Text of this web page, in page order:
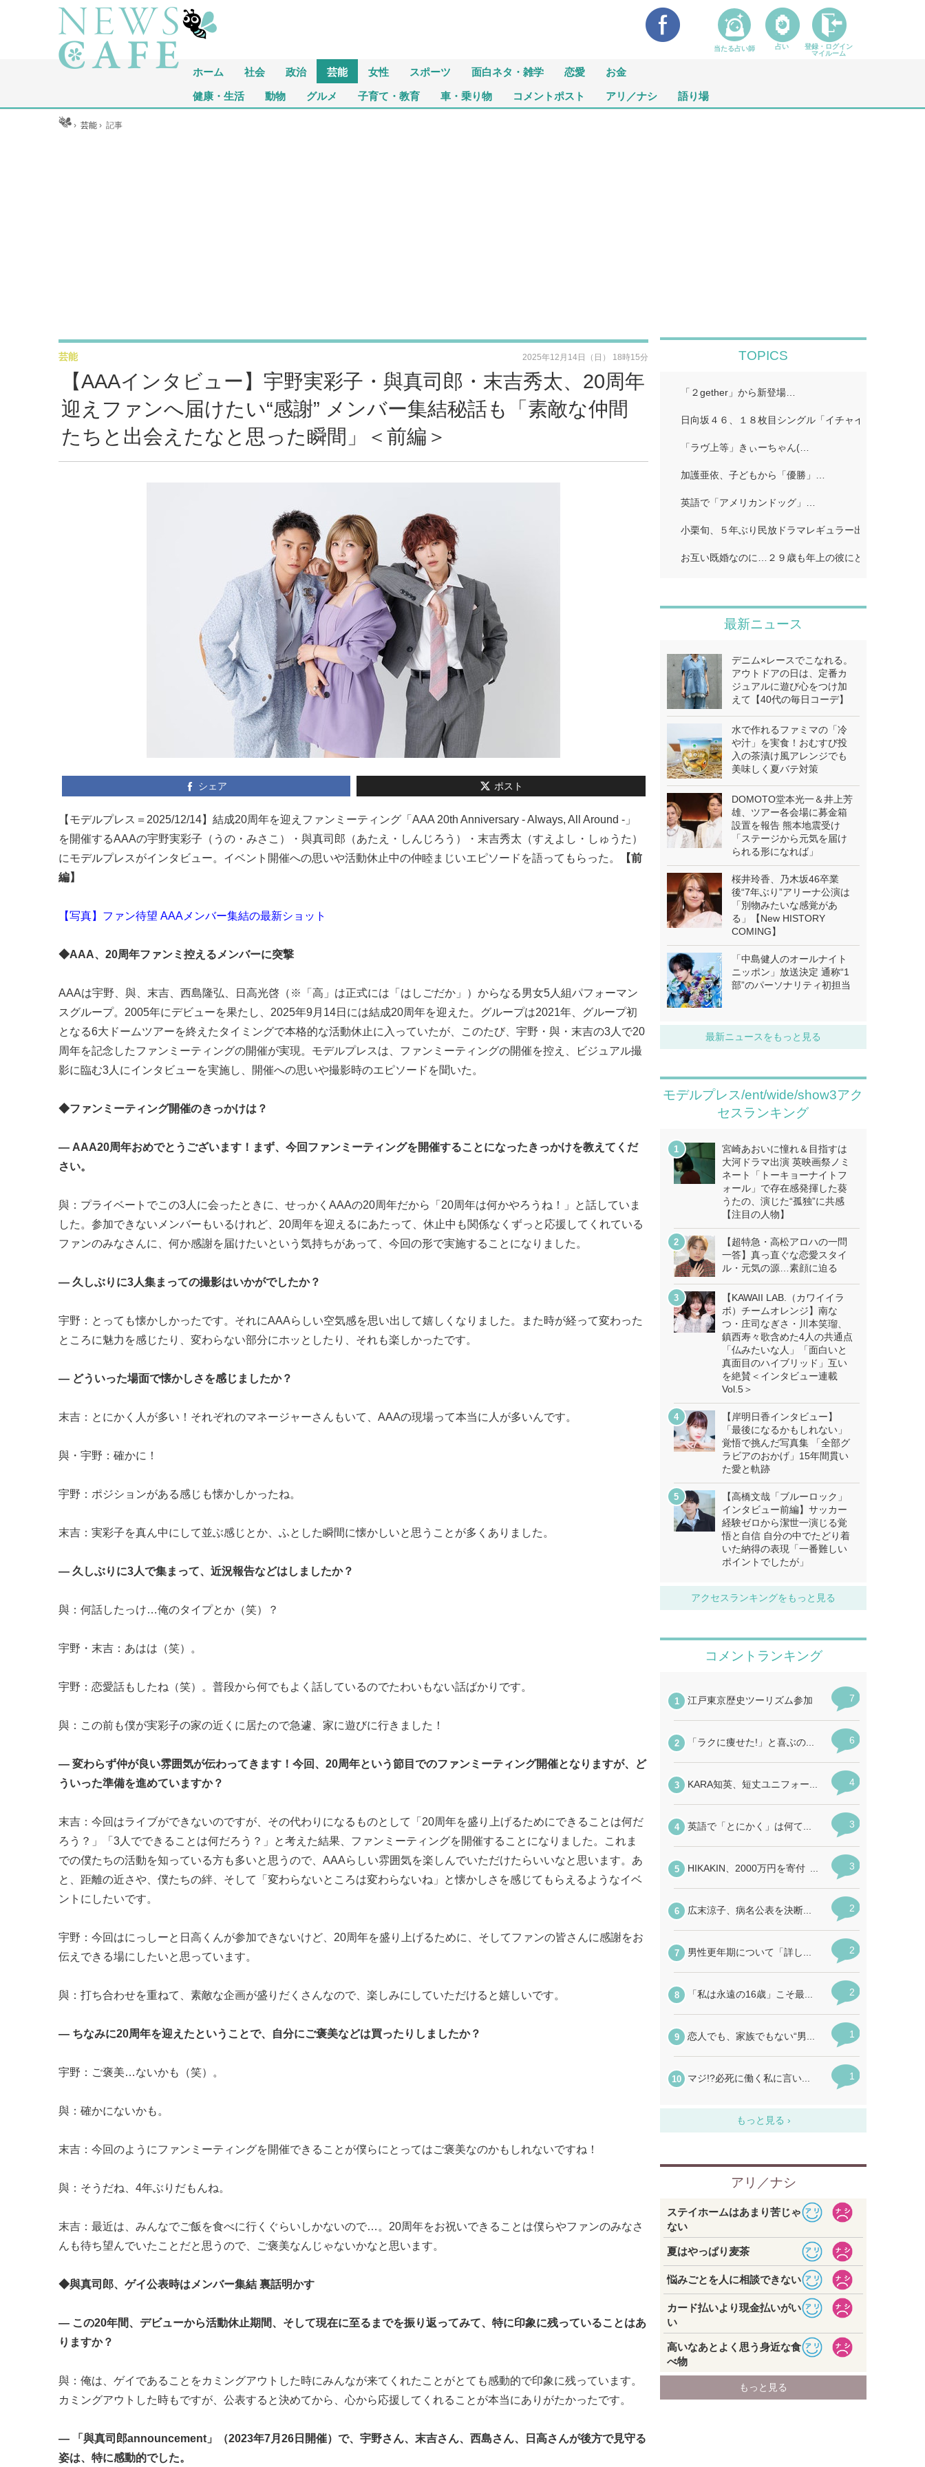
ホーム 社会 政治 芸能 女性 スポーツ 面白ネタ・雑学 恋愛 お金
健康・生活 動物 グルメ 子育て・教育 車・乗り物 コメントポスト アリ／ナシ 語り場
ホーム ›芸能 ›記事
【AAAインタビュー】宇野実彩子・與真司郎・末吉秀太、20周年
迎えファンへ届けたい“感謝” メンバー集結秘話も「素敵な仲間
たちと出会えたなと思った瞬間」＜前編＞
芸能 2025年12月14日（日） 18時15分
シェア ポスト
【モデルプレス＝2025/12/14】結成20周年を迎えファンミーティング「AAA 20th Anniversary - Always, All Around -」
を開催するAAAの宇野実彩子（うの・みさこ）・與真司郎（あたえ・しんじろう）・末吉秀太（すえよし・しゅうた）
にモデルプレスがインタビュー。イベント開催への思いや活動休止中の仲睦まじいエピソードを語ってもらった。
【前
編】
【写真】ファン待望 AAAメンバー集結の最新ショット
◆AAA、20周年ファンミ控えるメンバーに突撃
AAAは宇野、與、末吉、西島隆弘、日高光啓（※「高」は正式には「はしごだか」）からなる男女5人組パフォーマン
スグループ。2005年にデビューを果たし、2025年9月14日には結成20周年を迎えた。グループは2021年、グループ初
となる6大ドームツアーを終えたタイミングで本格的な活動休止に入っていたが、このたび、宇野・與・末吉の3人で20
周年を記念したファンミーティングの開催が実現。モデルプレスは、ファンミーティングの開催を控え、ビジュアル撮
影に臨む3人にインタビューを実施し、開催への思いや撮影時のエピソードを聞いた。
◆ファンミーティング開催のきっかけは？
― AAA20周年おめでとうございます！まず、今回ファンミーティングを開催することになったきっかけを教えてくだ
さい。
與：プライベートでこの3人に会ったときに、せっかくAAAの20周年だから「20周年は何かやろうね！」と話していま
した。参加できないメンバーもいるけれど、20周年を迎えるにあたって、休止中も関係なくずっと応援してくれている
ファンのみなさんに、何か感謝を届けたいという気持ちがあって、今回の形で実施することになりました。
― 久しぶりに3人集まっての撮影はいかがでしたか？
宇野：とっても懐かしかったです。それにAAAらしい空気感を思い出して嬉しくなりました。また時が経って変わった
ところに魅力を感じたり、変わらない部分にホッとしたり、それも楽しかったです。
― どういった場面で懐かしさを感じましたか？
末吉：とにかく人が多い！それぞれのマネージャーさんもいて、AAAの現場って本当に人が多いんです。
與・宇野：確かに！
宇野：ポジションがある感じも懐かしかったね。
末吉：実彩子を真ん中にして並ぶ感じとか、ふとした瞬間に懐かしいと思うことが多くありました。
― 久しぶりに3人で集まって、近況報告などはしましたか？
與：何話したっけ…俺のタイプとか（笑）？
宇野・末吉：あはは（笑）。
宇野：恋愛話もしたね（笑）。普段から何でもよく話しているのでたわいもない話ばかりです。
與：この前も僕が実彩子の家の近くに居たので急遽、家に遊びに行きました！
― 変わらず仲が良い雰囲気が伝わってきます！今回、20周年という節目でのファンミーティング開催となりますが、ど
ういった準備を進めていますか？
末吉：今回はライブができないのですが、その代わりになるものとして「20周年を盛り上げるためにできることは何だ
ろう？」「3人でできることは何だろう？」と考えた結果、ファンミーティングを開催することになりました。これま
での僕たちの活動を知っている方も多いと思うので、AAAらしい雰囲気を楽しんでいただけたらいいなと思います。あ
と、距離の近さや、僕たちの絆、そして「変わらないところは変わらないね」と懐かしさを感じてもらえるようなイベ
ントにしたいです。
宇野：今回はにっしーと日高くんが参加できないけど、20周年を盛り上げるために、そしてファンの皆さんに感謝をお
伝えできる場にしたいと思っています。
與：打ち合わせを重ねて、素敵な企画が盛りだくさんなので、楽しみにしていただけると嬉しいです。
― ちなみに20周年を迎えたということで、自分にご褒美などは買ったりしましたか？
宇野：ご褒美…ないかも（笑）。
與：確かにないかも。
末吉：今回のようにファンミーティングを開催できることが僕らにとってはご褒美なのかもしれないですね！
與：そうだね、4年ぶりだもんね。
末吉：最近は、みんなでご飯を食べに行くぐらいしかないので…。20周年をお祝いできることは僕らやファンのみなさ
んも待ち望んでいたことだと思うので、ご褒美なんじゃないかなと思います。
◆與真司郎、ゲイ公表時はメンバー集結 裏話明かす
― この20年間、デビューから活動休止期間、そして現在に至るまでを振り返ってみて、特に印象に残っていることはあ
りますか？
與：俺は、ゲイであることをカミングアウトした時にみんなが来てくれたことがとても感動的で印象に残っています。
カミングアウトした時もですが、公表すると決めてから、心から応援してくれることが本当にありがたかったです。
― 「與真司郎announcement」（2023年7月26日開催）で、宇野さん、末吉さん、西島さん、日高さんが後方で見守る
姿は、特に感動的でした。
TOPICS
「２gether」から新登場…
日向坂４６、１８枚目シングル「イチャイチャ虫」…
「ラヴ上等」きぃーちゃん(…
加護亜依、子どもから「優勝」…
英語で「アメリカンドッグ」…
小栗旬、５年ぶり民放ドラマレギュラー出演…
お互い既婚なのに…２９歳も年上の彼にどうしようも
最新ニュース
デニム×レースでこなれる。
アウトドアの日は、定番カ
ジュアルに遊び心をつけ加
えて【40代の毎日コーデ】
水で作れるファミマの「冷
や汁」を実食！おむすび投
入の茶漬け風アレンジでも
美味しく夏バテ対策
DOMOTO堂本光一＆井上芳
雄、ツアー各会場に募金箱
設置を報告 熊本地震受け
「ステージから元気を届け
られる形になれば」
桜井玲香、乃木坂46卒業
後“7年ぶり”アリーナ公演は
「別物みたいな感覚があ
る」【New HISTORY
COMING】
「中島健人のオールナイト
ニッポン」放送決定 通称“1
部”のパーソナリティ初担当
最新ニュースをもっと見る
モデルプレス/ent/wide/show3アク
セスランキング
宮崎あおいに憧れ＆目指すは
大河ドラマ出演 英映画祭ノミ
ネート「トーキョーナイトフ
ォール」で存在感発揮した葵
うたの、演じた“孤独”に共感
【注目の人物】
【超特急・高松アロハの一問
一答】真っ直ぐな恋愛スタイ
ル・元気の源…素顔に迫る
【KAWAII LAB.（カワイイラ
ボ）チームオレンジ】南な
つ・庄司なぎさ・川本笑瑠、
鎮西寿々歌含めた4人の共通点
「仏みたいな人」「面白いと
真面目のハイブリッド」互い
を絶賛＜インタビュー連載
Vol.5＞
【岸明日香インタビュー】
「最後になるかもしれない」
覚悟で挑んだ写真集 「全部グ
ラビアのおかげ」15年間貫い
た愛と軌跡
【高橋文哉「ブルーロック」
インタビュー前編】サッカー
経験ゼロから潔世一演じる覚
悟と自信 自分の中でたどり着
いた納得の表現「一番難しい
ポイントでしたが」
アクセスランキングをもっと見る
当たる占い師 占い
登録・ログイン
マイルーム